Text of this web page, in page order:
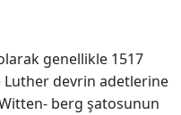
genellikle 1517
Luther devrin adetlerine
berg şatosunun